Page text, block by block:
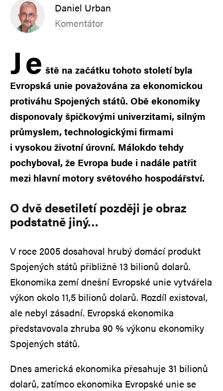
Daniel Urban
Komentátor
Je ště na začátku tohoto století byla
Evropská unie považována za ekonomickou
protiváhu Spojených států. Obě ekonomiky
disponovaly špičkovými univerzitami, silným
průmyslem, technologickými firmami
i vysokou životní úrovní. Málokdo tehdy
pochyboval, že Evropa bude i nadále patřit
mezi hlavní motory světového hospodářství.
O dvě desetiletí později je obraz
podstatně jiný…
V roce 2005 dosahoval hrubý domácí produkt
Spojených států přibližně 13 bilionů dolarů.
Ekonomika zemí dnešní Evropské unie vytvářela
výkon okolo 11,5 bilionů dolarů. Rozdíl existoval,
ale nebyl zásadní. Evropská ekonomika
představovala zhruba 90 % výkonu ekonomiky
Spojených států.
Dnes americká ekonomika přesahuje 31 bilionů
dolarů, zatímco ekonomika Evropské unie se